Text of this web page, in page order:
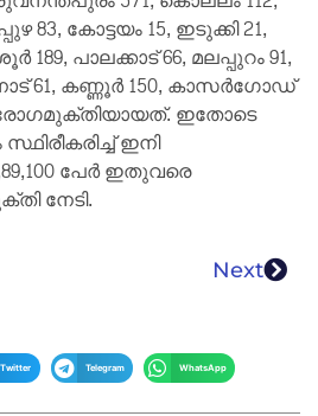
83, കോട്ടയം 15, ഇടുക്കി 21,
പാലക്കാട് 66, മലപ്പുറം 91,
61, കണ്ണൂര്‍ 150, കാസര്‍ഗോഡ്
ഇതോടെ
ഇനി
പേര്‍ ഇതുവരെ
നേടി.
Next
Twitter Telegram WhatsApp